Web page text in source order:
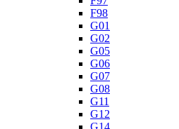
F98
G01
G02
G05
G06
G07
G08
G11
G12